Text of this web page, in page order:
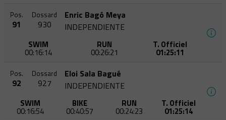
Pos.
91
Dossard
930
Enric Bagó Meya
INDEPENDIENTE
SWIM
00:16:14
RUN
00:26:21
T. Officiel
01:25:11
Pos.
92
Dossard
927
Eloi Sala Bagué
INDEPENDIENTE
SWIM
00:16:54
BIKE
00:40:57
RUN
00:24:23
T. Officiel
01:25:14